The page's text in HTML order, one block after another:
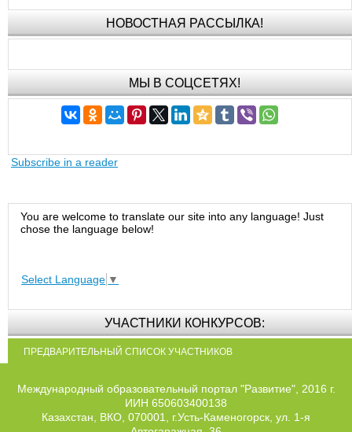
НОВОСТНАЯ РАССЫЛКА!
МЫ В СОЦСЕТЯХ!
Subscribe in a reader
You are welcome to translate our site into any language! Just
chose the language below!
Select Language ▼
УЧАСТНИКИ КОНКУРСОВ:
ПРЕДВАРИТЕЛЬНЫЙ СПИСОК УЧАСТНИКОВ
Международный образовательный портал "Развитие", 2016 г.
ИИН 650603400138
Казахстан, ВКО, 070001, г.Усть-Каменогорск, ул. 1-я